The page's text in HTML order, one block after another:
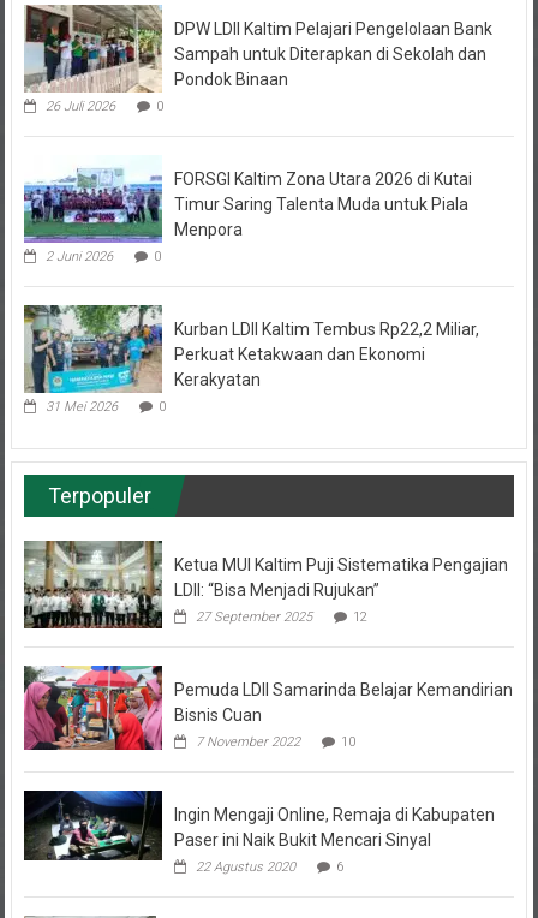
DPW LDII Kaltim Pelajari Pengelolaan Bank
Sampah untuk Diterapkan di Sekolah dan
Pondok Binaan
26 Juli 2026 0
FORSGI Kaltim Zona Utara 2026 di Kutai
Timur Saring Talenta Muda untuk Piala
Menpora
2 Juni 2026 0
Kurban LDII Kaltim Tembus Rp22,2 Miliar,
Perkuat Ketakwaan dan Ekonomi
Kerakyatan
31 Mei 2026 0
Terpopuler
Ketua MUI Kaltim Puji Sistematika Pengajian
LDII: “Bisa Menjadi Rujukan”
27 September 2025 12
Pemuda LDII Samarinda Belajar Kemandirian
Bisnis Cuan
7 November 2022 10
Ingin Mengaji Online, Remaja di Kabupaten
Paser ini Naik Bukit Mencari Sinyal
22 Agustus 2020 6